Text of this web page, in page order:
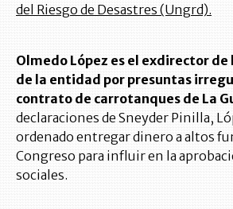
del Riesgo de Desastres (Ungrd).
Olmedo López es el exdirector de
de la entidad por presuntas
contrato de carrotanques de La
declaraciones de Sneyder Pinilla,
ordenado entregar dinero a altos
Congreso para influir en la
sociales.